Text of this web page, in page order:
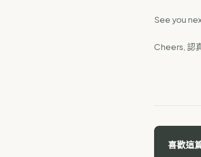
See you
Cheers, 認
喜歡這